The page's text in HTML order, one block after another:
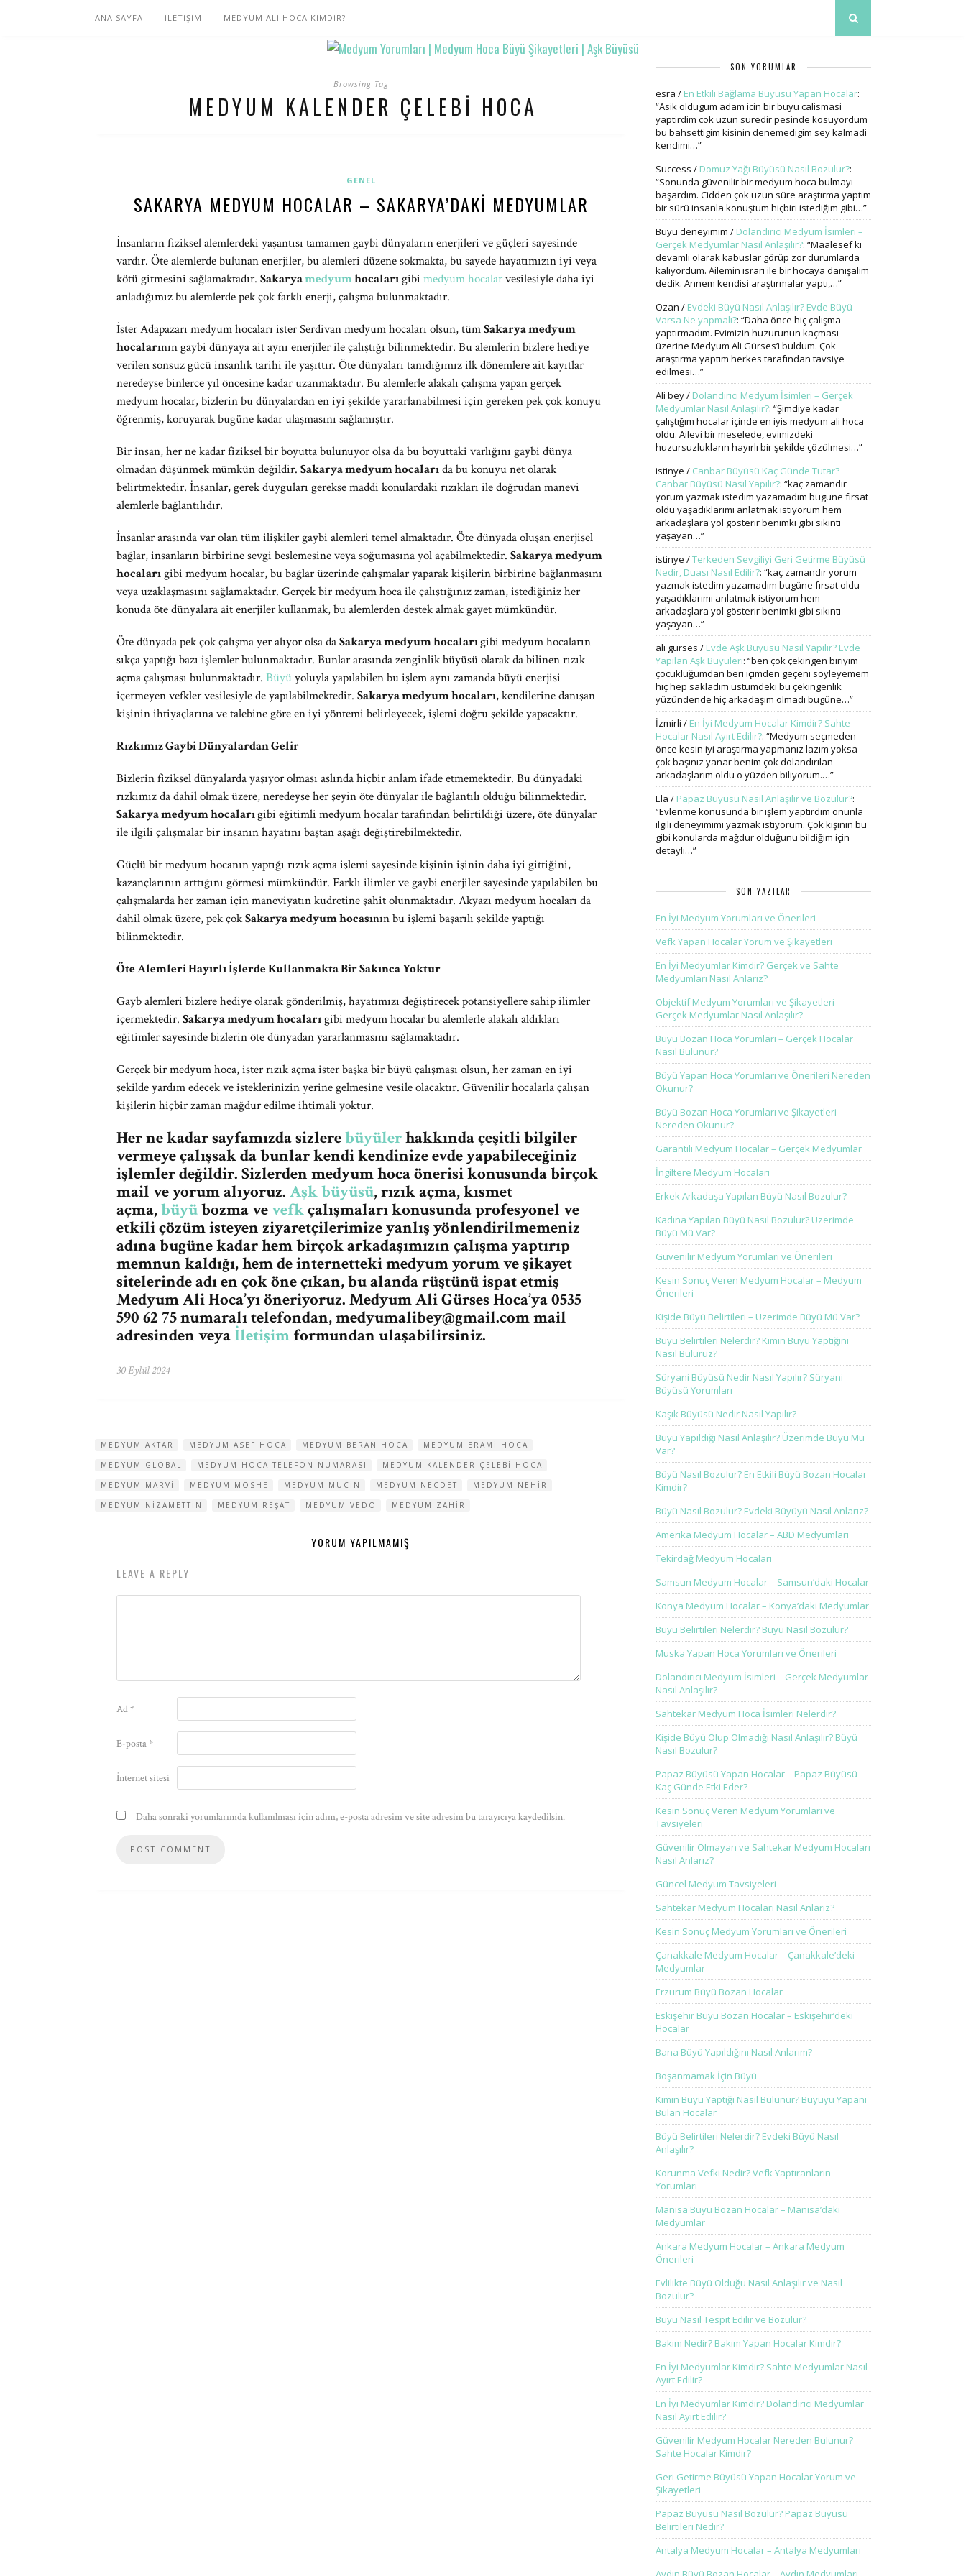
ANA SAYFA İLETİŞİM MEDYUM ALİ HOCA KİMDİR?
Browsing Tag
MEDYUM KALENDER ÇELEBI HOCA
GENEL
SAKARYA MEDYUM HOCALAR – SAKARYA’DAKI MEDYUMLAR
İnsanların fiziksel alemlerdeki yaşantısı tamamen gaybi dünyaların enerjileri ve güçleri sayesinde
vardır. Öte alemlerde bulunan enerjiler, bu alemleri düzene sokmakta, bu sayede hayatımızın iyi veya
kötü gitmesini sağlamaktadır. Sakaryamedyumhocalarıgibi medyum hocalarvesilesiyle daha iyi
anladığımız bu alemlerde pek çok farklı enerji, çalışma bulunmaktadır.
İster Adapazarı medyum hocaları ister Serdivan medyum hocaları olsun, tümSakarya medyum
hocalarının gaybi dünyaya ait aynı enerjiler ile çalıştığı bilinmektedir. Bu alemlerin bizlere hediye
verilen sonsuz gücü insanlık tarihi ile yaşıttır. Öte dünyaları tanıdığımız ilk dönemlere ait kayıtlar
neredeyse binlerce yıl öncesine kadar uzanmaktadır. Bu alemlerle alakalı çalışma yapan gerçek
medyum hocalar, bizlerin bu dünyalardan en iyi şekilde yararlanabilmesi için gereken pek çok konuyu
öğrenmiş, koruyarak bugüne kadar ulaşmasını sağlamıştır.
Bir insan, her ne kadar fiziksel bir boyutta bulunuyor olsa da bu boyuttaki varlığını gaybi dünya
olmadan düşünmek mümkün değildir. Sakarya medyum hocalarıda bu konuyu net olarak
belirtmektedir. İnsanlar, gerek duyguları gerekse maddi konulardaki rızıkları ile doğrudan manevi
alemlerle bağlantılıdır.
İnsanlar arasında var olan tüm ilişkiler gaybi alemleri temel almaktadır. Öte dünyada oluşan enerjisel
bağlar, insanların birbirine sevgi beslemesine veya soğumasına yol açabilmektedir. Sakarya medyum
hocalarıgibi medyum hocalar, bu bağlar üzerinde çalışmalar yaparak kişilerin birbirine bağlanmasını
veya uzaklaşmasını sağlamaktadır. Gerçek bir medyum hoca ile çalıştığınız zaman, istediğiniz her
konuda öte dünyalara ait enerjiler kullanmak, bu alemlerden destek almak gayet mümkündür.
Öte dünyada pek çok çalışma yer alıyor olsa daSakarya medyum hocalarıgibi medyum hocaların
sıkça yaptığı bazı işlemler bulunmaktadır. Bunlar arasında zenginlik büyüsü olarak da bilinen rızık
açma çalışması bulunmaktadır. Büyü yoluyla yapılabilen bu işlem aynı zamanda büyü enerjisi
içermeyen vefkler vesilesiyle de yapılabilmektedir. Sakarya medyum hocaları, kendilerine danışan
kişinin ihtiyaçlarına ve talebine göre en iyi yöntemi belirleyecek, işlemi doğru şekilde yapacaktır.
Rızkımız Gaybi Dünyalardan Gelir
Bizlerin fiziksel dünyalarda yaşıyor olması aslında hiçbir anlam ifade etmemektedir. Bu dünyadaki
rızkımız da dahil olmak üzere, neredeyse her şeyin öte dünyalar ile bağlantılı olduğu bilinmektedir.
Sakarya medyum hocalarıgibi eğitimli medyum hocalar tarafından belirtildiği üzere, öte dünyalar
ile ilgili çalışmalar bir insanın hayatını baştan aşağı değiştirebilmektedir.
Güçlü bir medyum hocanın yaptığı rızık açma işlemi sayesinde kişinin işinin daha iyi gittiğini,
kazançlarının arttığını görmesi mümkündür. Farklı ilimler ve gaybi enerjiler sayesinde yapılabilen bu
çalışmalarda her zaman için maneviyatın kudretine şahit olunmaktadır. Akyazı medyum hocaları da
dahil olmak üzere, pek çokSakarya medyum hocasının bu işlemi başarılı şekilde yaptığı
bilinmektedir.
Öte Alemleri Hayırlı İşlerde Kullanmakta Bir Sakınca Yoktur
Gayb alemleri bizlere hediye olarak gönderilmiş, hayatımızı değiştirecek potansiyellere sahip ilimler
içermektedir. Sakarya medyum hocalarıgibi medyum hocalar bu alemlerle alakalı aldıkları
eğitimler sayesinde bizlerin öte dünyadan yararlanmasını sağlamaktadır.
Gerçek bir medyum hoca, ister rızık açma ister başka bir büyü çalışması olsun, her zaman en iyi
şekilde yardım edecek ve isteklerinizin yerine gelmesine vesile olacaktır. Güvenilir hocalarla çalışan
kişilerin hiçbir zaman mağdur edilme ihtimali yoktur.
Her ne kadar sayfamızda sizlerebüyülerhakkında çeşitli bilgiler
vermeye çalışsak da bunlar kendi kendinize evde yapabileceğiniz
işlemler değildir. Sizlerden medyum hoca önerisi konusunda birçok
mail ve yorum alıyoruz. Aşk büyüsü, rızık açma, kısmet
açma,büyübozma vevefkçalışmaları konusunda profesyonel ve
etkili çözüm isteyen ziyaretçilerimize yanlış yönlendirilmemeniz
adına bugüne kadar hem birçok arkadaşımızın çalışma yaptırıp
memnun kaldığı, hem de internetteki medyum yorum ve şikayet
sitelerinde adı en çok öne çıkan, bu alanda rüştünü ispat etmiş
Medyum Ali Hoca’yı öneriyoruz. Medyum Ali Gürses Hoca’ya 0535
590 62 75 numaralı telefondan,medyumalibey@gmail.commail
adresinden veyaİletişim formundan ulaşabilirsiniz.
30 Eylül 2024
MEDYUM AKTAR MEDYUM ASEF HOCA MEDYUM BERAN HOCA
MEDYUM ERAMI HOCA
MEDYUM GLOBAL
MEDYUM HOCA TELEFON NUMARASI
MEDYUM KALENDER ÇELEBI HOCA
MEDYUM MARVI
MEDYUM MOSHE MEDYUM MUCIN MEDYUM NECDET
MEDYUM NEHIR
MEDYUM NIZAMETTIN
MEDYUM REŞAT MEDYUM VEDO MEDYUM ZAHIR
YORUM YAPILMAMIŞ
LEAVE A REPLY
Ad*
E-posta*
İnternet sitesi
Daha sonraki yorumlarımda kullanılması için adım, e-posta adresim ve site adresim bu tarayıcıya kaydedilsin.
SON YORUMLAR
esra / En Etkili Bağlama Büyüsü Yapan Hocalar:
“Asik oldugum adam icin bir buyu calismasi
yaptirdim cok uzun suredir pesinde kosuyordum
bu bahsettigim kisinin denemedigim sey kalmadi
kendimi…”
Success / Domuz Yağı Büyüsü Nasıl Bozulur?:
“Sonunda güvenilir bir medyum hoca bulmayı
başardım. Cidden çok uzun süre araştırma yaptım
bir sürü insanla konuştum hiçbiri istediğim gibi…”
Büyü deneyimim / Dolandırıcı Medyum İsimleri –
Gerçek Medyumlar Nasıl Anlaşılır?: “Maalesef ki
devamlı olarak kabuslar görüp zor durumlarda
kalıyordum. Ailemin ısrarı ile bir hocaya danışalım
dedik. Annem kendisi araştırmalar yaptı,…”
Ozan / Evdeki Büyü Nasıl Anlaşılır? Evde Büyü
Varsa Ne yapmalı?: “Daha önce hiç çalışma
yaptırmadım. Evimizin huzurunun kaçması
üzerine Medyum Ali Gürses’i buldum. Çok
araştırma yaptım herkes tarafından tavsiye
edilmesi…”
Ali bey/ Dolandırıcı Medyum İsimleri – Gerçek
Medyumlar Nasıl Anlaşılır?: “Şimdiye kadar
çalıştığım hocalar içinde en iyis medyum ali hoca
oldu. Ailevi bir meselede, evimizdeki
huzursuzlukların hayırlı bir şekilde çözülmesi…”
istinye / Canbar Büyüsü Kaç Günde Tutar?
Canbar Büyüsü Nasıl Yapılır?: “kaç zamandır
yorum yazmak istedim yazamadım bugüne fırsat
oldu yaşadıklarımı anlatmak istiyorum hem
arkadaşlara yol gösterir benimki gibi sıkıntı
yaşayan…”
istinye /Terkeden Sevgiliyi Geri Getirme Büyüsü
Nedir, Duası Nasıl Edilir?: “kaç zamandır yorum
yazmak istedim yazamadım bugüne fırsat oldu
yaşadıklarımı anlatmak istiyorum hem
arkadaşlara yol gösterir benimki gibi sıkıntı
yaşayan…”
ali gürses / Evde Aşk Büyüsü Nasıl Yapılır? Evde
Yapılan Aşk Büyüleri: “ben çok çekingen biriyim
çocukluğumdan beri içimden geçeni söyleyemem
hiç hep sakladım üstümdeki bu çekingenlik
yüzündende hiç arkadaşım olmadı bugüne…”
İzmirli / En İyi Medyum Hocalar Kimdir? Sahte
Hocalar Nasıl Ayırt Edilir?: “Medyum seçmeden
önce kesin iyi araştırma yapmanız lazım yoksa
çok başınız yanar benim çok dolandırılan
arkadaşlarım oldu o yüzden biliyorum.…”
Ela / Papaz Büyüsü Nasıl Anlaşılır ve Bozulur?:
“Evlenme konusunda bir işlem yaptırdım onunla
ilgili deneyimimi yazmak istiyorum. Çok kişinin bu
gibi konularda mağdur olduğunu bildiğim için
detaylı…”
SON YAZILAR
En İyi Medyum Yorumları ve Önerileri
Vefk Yapan Hocalar Yorum ve Şikayetleri
En İyi Medyumlar Kimdir? Gerçek ve Sahte
Medyumları Nasıl Anlarız?
Objektif Medyum Yorumları ve Şikayetleri –
Gerçek Medyumlar Nasıl Anlaşılır?
Büyü Bozan Hoca Yorumları – Gerçek Hocalar
Nasıl Bulunur?
Büyü Yapan Hoca Yorumları ve Önerileri Nereden
Okunur?
Büyü Bozan Hoca Yorumları ve Şikayetleri
Nereden Okunur?
Garantili Medyum Hocalar – Gerçek Medyumlar
İngiltere Medyum Hocaları
Erkek Arkadaşa Yapılan Büyü Nasıl Bozulur?
Kadına Yapılan Büyü Nasıl Bozulur? Üzerimde
Büyü Mü Var?
Güvenilir Medyum Yorumları ve Önerileri
Kesin Sonuç Veren Medyum Hocalar – Medyum
Önerileri
Kişide Büyü Belirtileri – Üzerimde Büyü Mü Var?
Büyü Belirtileri Nelerdir? Kimin Büyü Yaptığını
Nasıl Buluruz?
Süryani Büyüsü Nedir Nasıl Yapılır? Süryani
Büyüsü Yorumları
Kaşık Büyüsü Nedir Nasıl Yapılır?
Büyü Yapıldığı Nasıl Anlaşılır? Üzerimde Büyü Mü
Var?
Büyü Nasıl Bozulur? En Etkili Büyü Bozan Hocalar
Kimdir?
Büyü Nasıl Bozulur? Evdeki Büyüyü Nasıl Anlarız?
Amerika Medyum Hocalar – ABD Medyumları
Tekirdağ Medyum Hocaları
Samsun Medyum Hocalar – Samsun’daki Hocalar
Konya Medyum Hocalar – Konya’daki Medyumlar
Büyü Belirtileri Nelerdir? Büyü Nasıl Bozulur?
Muska Yapan Hoca Yorumları ve Önerileri
Dolandırıcı Medyum İsimleri – Gerçek Medyumlar
Nasıl Anlaşılır?
Sahtekar Medyum Hoca İsimleri Nelerdir?
Kişide Büyü Olup Olmadığı Nasıl Anlaşılır? Büyü
Nasıl Bozulur?
Papaz Büyüsü Yapan Hocalar – Papaz Büyüsü
Kaç Günde Etki Eder?
Kesin Sonuç Veren Medyum Yorumları ve
Tavsiyeleri
Güvenilir Olmayan ve Sahtekar Medyum Hocaları
Nasıl Anlarız?
Güncel Medyum Tavsiyeleri
Sahtekar Medyum Hocaları Nasıl Anlarız?
Kesin Sonuç Medyum Yorumları ve Önerileri
Çanakkale Medyum Hocalar – Çanakkale’deki
Medyumlar
Erzurum Büyü Bozan Hocalar
Eskişehir Büyü Bozan Hocalar – Eskişehir’deki
Hocalar
Bana Büyü Yapıldığını Nasıl Anlarım?
Boşanmamak İçin Büyü
Kimin Büyü Yaptığı Nasıl Bulunur? Büyüyü Yapanı
Bulan Hocalar
Büyü Belirtileri Nelerdir? Evdeki Büyü Nasıl
Anlaşılır?
Korunma Vefki Nedir? Vefk Yaptıranların
Yorumları
Manisa Büyü Bozan Hocalar – Manisa’daki
Medyumlar
Ankara Medyum Hocalar – Ankara Medyum
Önerileri
Evlilikte Büyü Olduğu Nasıl Anlaşılır ve Nasıl
Bozulur?
Büyü Nasıl Tespit Edilir ve Bozulur?
Bakım Nedir? Bakım Yapan Hocalar Kimdir?
En İyi Medyumlar Kimdir? Sahte Medyumlar Nasıl
Ayırt Edilir?
En İyi Medyumlar Kimdir? Dolandırıcı Medyumlar
Nasıl Ayırt Edilir?
Güvenilir Medyum Hocalar Nereden Bulunur?
Sahte Hocalar Kimdir?
Geri Getirme Büyüsü Yapan Hocalar Yorum ve
Şikayetleri
Papaz Büyüsü Nasıl Bozulur? Papaz Büyüsü
Belirtileri Nedir?
Antalya Medyum Hocalar – Antalya Medyumları